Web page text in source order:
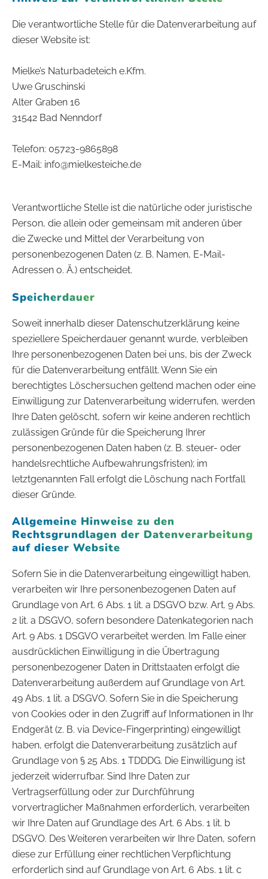
Die verantwortliche Stelle für die Datenverarbeitung auf
dieser Website ist:
Mielke’s Naturbadeteich e.Kfm.
Uwe Gruschinski
Alter Graben 16
31542 Bad Nenndorf
Telefon: 05723-9865898
E-Mail: info@mielkesteiche.de
Verantwortliche Stelle ist die natürliche oder juristische
Person, die allein oder gemeinsam mit anderen über
die Zwecke und Mittel der Verarbeitung von
personenbezogenen Daten (z. B. Namen, E-Mail-
Adressen o. Ä.) entscheidet.
Speicherdauer
Soweit innerhalb dieser Datenschutzerklärung keine
speziellere Speicherdauer genannt wurde, verbleiben
Ihre personenbezogenen Daten bei uns, bis der Zweck
für die Datenverarbeitung entfällt. Wenn Sie ein
berechtigtes Löschersuchen geltend machen oder eine
Einwilligung zur Datenverarbeitung widerrufen, werden
Ihre Daten gelöscht, sofern wir keine anderen rechtlich
zulässigen Gründe für die Speicherung Ihrer
personenbezogenen Daten haben (z. B. steuer- oder
handelsrechtliche Aufbewahrungsfristen); im
letztgenannten Fall erfolgt die Löschung nach Fortfall
dieser Gründe.
Allgemeine Hinweise zu den
Rechtsgrundlagen der Datenverarbeitung
auf dieser Website
Sofern Sie in die Datenverarbeitung eingewilligt haben,
verarbeiten wir Ihre personenbezogenen Daten auf
Grundlage von Art. 6 Abs. 1 lit. a DSGVO bzw. Art. 9 Abs.
2 lit. a DSGVO, sofern besondere Datenkategorien nach
Art. 9 Abs. 1 DSGVO verarbeitet werden. Im Falle einer
ausdrücklichen Einwilligung in die Übertragung
personenbezogener Daten in Drittstaaten erfolgt die
Datenverarbeitung außerdem auf Grundlage von Art.
49 Abs. 1 lit. a DSGVO. Sofern Sie in die Speicherung
von Cookies oder in den Zugriff auf Informationen in Ihr
Endgerät (z. B. via Device-Fingerprinting) eingewilligt
haben, erfolgt die Datenverarbeitung zusätzlich auf
Grundlage von § 25 Abs. 1 TDDDG. Die Einwilligung ist
jederzeit widerrufbar. Sind Ihre Daten zur
Vertragserfüllung oder zur Durchführung
vorvertraglicher Maßnahmen erforderlich, verarbeiten
wir Ihre Daten auf Grundlage des Art. 6 Abs. 1 lit. b
DSGVO. Des Weiteren verarbeiten wir Ihre Daten, sofern
diese zur Erfüllung einer rechtlichen Verpflichtung
erforderlich sind auf Grundlage von Art. 6 Abs. 1 lit. c